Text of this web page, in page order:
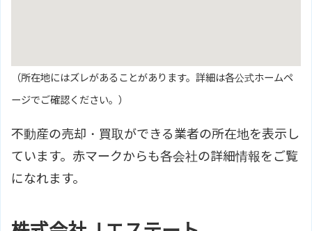
（所在地にはズレがあることがあります。詳細は各公式ホームペ
ージでご確認ください。）
不動産の売却・買取ができる業者の所在地を表示し
ています。赤マークからも各会社の詳細情報をご覧
になれます。